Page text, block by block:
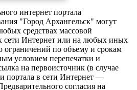
интернет портала
"Город Архангельск" могут
средствах массовой
сети Интернет или на любых иных
ограничений по объему и срокам
условием перепечатки и
на первоисточник (в случае
портала в сети Интернет —
согласия на